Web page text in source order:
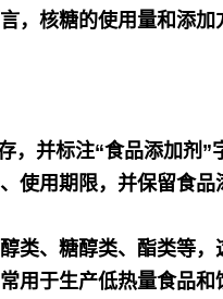
，核糖的使用量和添
并标注“食品添加剂”
使用期限，并保留食品
类、糖醇类、酯类等
用于生产低热量食品和